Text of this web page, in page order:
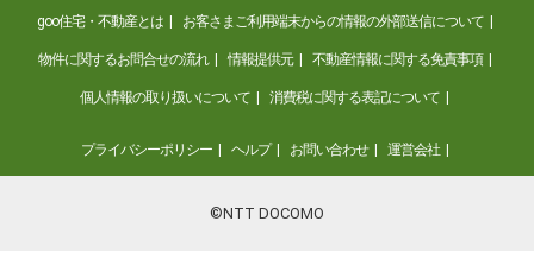
goo住宅・不動産とは お客さまご利用端末からの情報の外部送信について
物件に関するお問合せの流れ 情報提供元 不動産情報に関する免責事項
個人情報の取り扱いについて 消費税に関する表記について
プライバシーポリシー ヘルプ お問い合わせ 運営会社
©NTT DOCOMO